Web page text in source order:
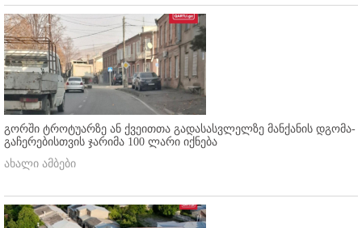
გორში ტროტუარზე ან ქვეითთა გადასასვლელზე მანქანის დგომა-
გაჩერებისთვის ჯარიმა 100 ლარი იქნება
ახალი ამბები